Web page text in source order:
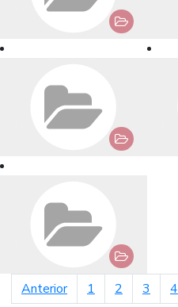
Anteriorpágina anterior
1 2 3 4